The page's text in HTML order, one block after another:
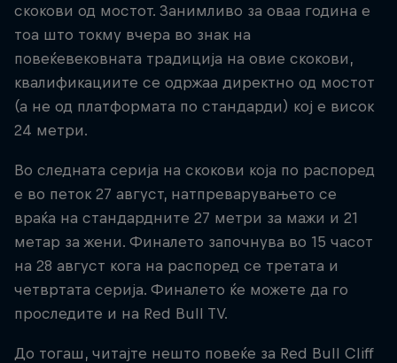
скокови од мостот. Занимливо за оваа година е
тоа што токму вчера во знак на
повеќевековната традиција на овие скокови,
квалификациите се одржаа директно од мостот
(а не од платформата по стандарди) кој е висок
24 метри.
Во следната серија на скокови која по распоред
е во петок 27 август, натпреварувањето се
враќа на стандардните 27 метри за мажи и 21
метар за жени. Финалето започнува во 15 часот
на 28 август кога на распоред се третата и
четвртата серија. Финалето ќе можете да го
проследите и на Red Bull TV.
До тогаш, читајте нешто повеќе за Red Bull Cliff